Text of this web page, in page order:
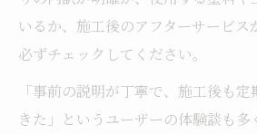
いるか、施工後のアフターサービス
必ずチェックしてください。
「事前の説明が丁寧で、施工後も
きた」というユーザーの体験談も多